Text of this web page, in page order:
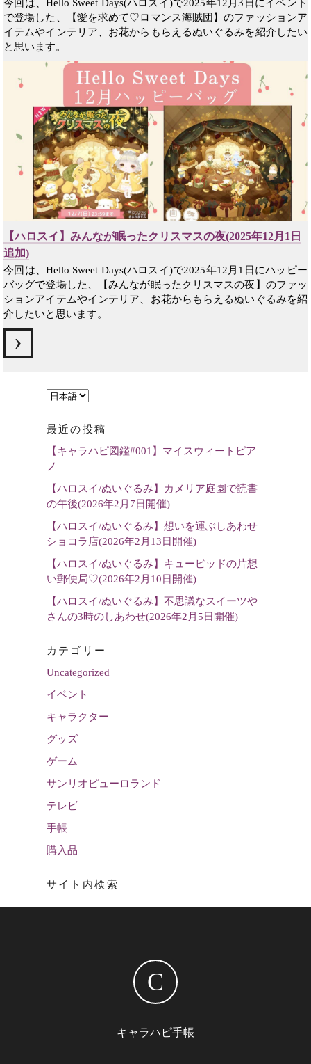
今回は、Hello Sweet Days(ハロスイ)で2025年12月3日にイベント
で登場した、【愛を求めて♡ロマンス海賊団】のファッションア
イテムやインテリア、お花からもらえるぬいぐるみを紹介したい
と思います。
【ハロスイ】みんなが眠ったクリスマスの夜(2025年12月1日
追加)
今回は、Hello Sweet Days(ハロスイ)で2025年12月1日にハッピー
バッグで登場した、【みんなが眠ったクリスマスの夜】のファッ
ションアイテムやインテリア、お花からもらえるぬいぐるみを紹
介したいと思います。
言
を
選
最近の投稿
【キャラハピ図鑑#001】マイスウィートピア
ノ
【ハロスイ/ぬいぐるみ】カメリア庭園で読書
の午後(2026年2月7日開催)
【ハロスイ/ぬいぐるみ】想いを運ぶしあわせ
ショコラ店(2026年2月13日開催)
【ハロスイ/ぬいぐるみ】キューピッドの片想
い郵便局♡(2026年2月10日開催)
【ハロスイ/ぬいぐるみ】不思議なスイーツや
さんの3時のしあわせ(2026年2月5日開催)
カテゴリー
Uncategorized
イベント
キャラクター
グッズ
ゲーム
サンリオピューロランド
テレビ
手帳
購入品
サイト内検索
C
キャラハピ手帳